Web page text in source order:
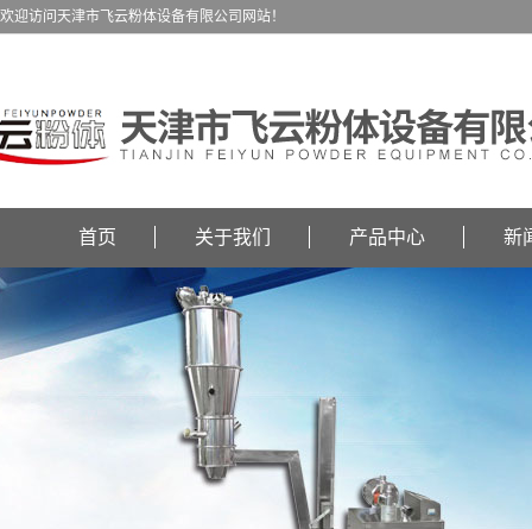
欢迎访问天津市飞云粉体设备有限公司网站！
首页 关于我们 产品中心 新